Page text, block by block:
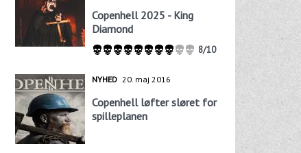
Copenhell 2025 - King
Diamond
8/10
NYHED 20. maj 2016
Copenhell løfter sløret for
spilleplanen